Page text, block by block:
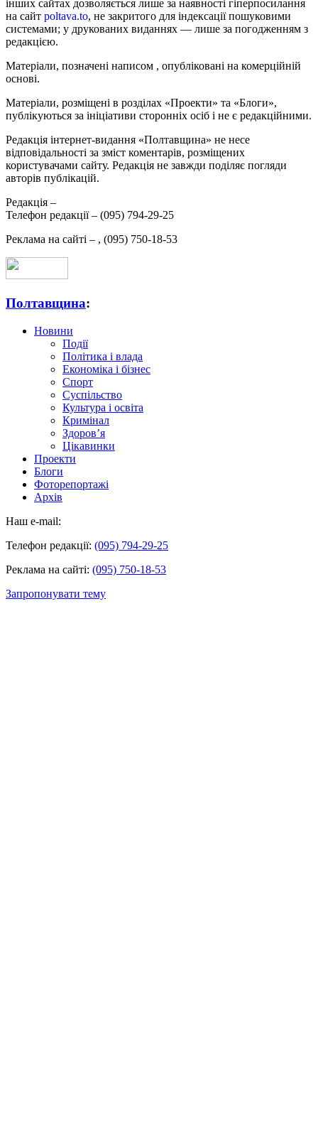
інших сайтах дозволяється лише за наявності гіперпосилання
на сайт poltava.to, не закритого для індексації пошуковими
системами; у друкованих виданнях — лише за погодженням з
редакцією.
Матеріали, позначені написом , опубліковані на комерційній
основі.
Матеріали, розміщені в розділах «Проекти» та «Блоги»,
публікуються за ініціативи сторонніх осіб і не є редакційними.
Редакція інтернет-видання «Полтавщина» не несе
відповідальності за зміст коментарів, розміщених
користувачами сайту. Редакція не завжди поділяє погляди
авторів публікацій.
Редакція –
Телефон редакції – (095) 794-29-25
Реклама на сайті – , (095) 750-18-53
Полтавщина:
Новини
Події
Політика і влада
Економіка і бізнес
Спорт
Суспільство
Культура і освіта
Кримінал
Здоров’я
Цікавинки
Проекти
Блоги
Фоторепортажі
Архів
Наш e-mail:
Телефон редакції: (095) 794-29-25
Реклама на сайті: (095) 750-18-53
Запропонувати тему